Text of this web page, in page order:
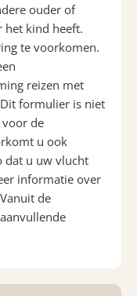
ouder of
het kind heeft.
te voorkomen.
reizen met
formulier is niet
de
u ook
dat u uw vlucht
informatie over
de